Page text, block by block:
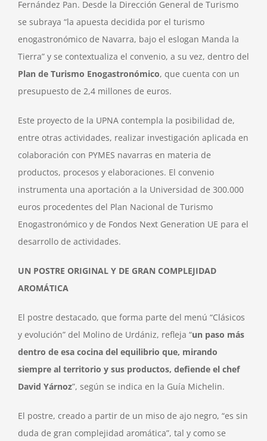
Fernández Pan. Desde la Dirección General de Turismo
se subraya “la apuesta decidida por el turismo
enogastronómico de Navarra, bajo el eslogan Manda la
Tierra” y se contextualiza el convenio, a su vez, dentro del
Plan de Turismo Enogastronómico, que cuenta con un
presupuesto de 2,4 millones de euros.
Este proyecto de la UPNA contempla la posibilidad de,
entre otras actividades, realizar investigación aplicada en
colaboración con PYMES navarras en materia de
productos, procesos y elaboraciones. El convenio
instrumenta una aportación a la Universidad de 300.000
euros procedentes del Plan Nacional de Turismo
Enogastronómico y de Fondos Next Generation UE para el
desarrollo de actividades.
UN POSTRE ORIGINAL Y DE GRAN COMPLEJIDAD
AROMÁTICA
El postre destacado, que forma parte del menú “Clásicos
y evolución” del Molino de Urdániz, refleja “un paso más
dentro de esa cocina del equilibrio que, mirando
siempre al territorio y sus productos, defiende el chef
David Yárnoz”, según se indica en la Guía Michelin.
El postre, creado a partir de un miso de ajo negro, “es sin
duda de gran complejidad aromática”, tal y como se